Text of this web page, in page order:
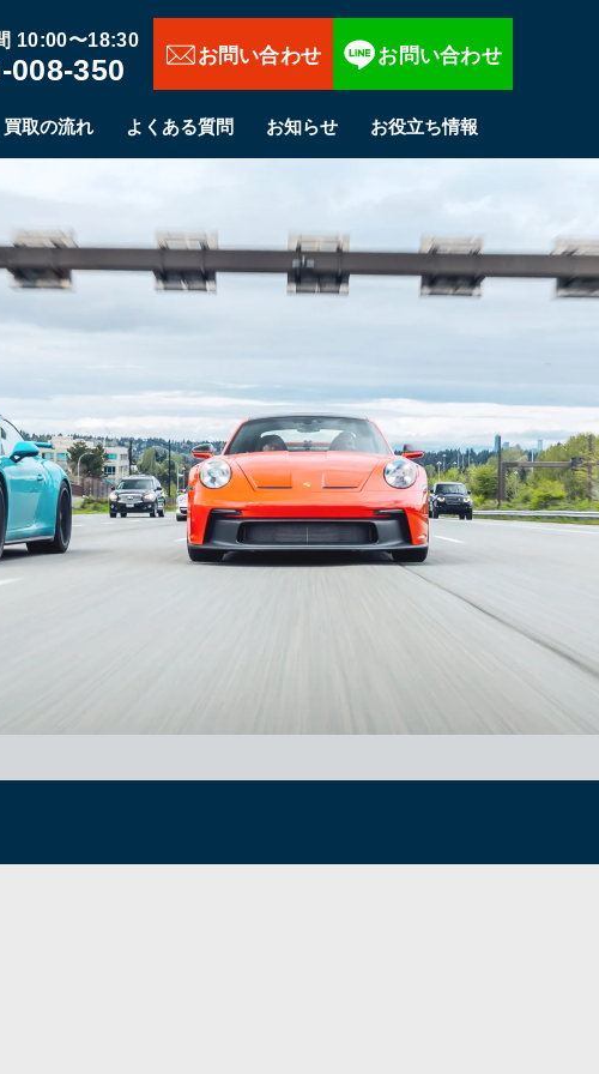
10:00〜18:30
008-350
買取の流れ よくある質問 お知らせ お役立ち情報
から安心、店頭直売で中間マージンなし